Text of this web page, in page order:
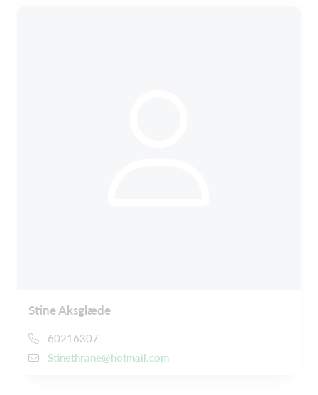
Stine Aksglæde
60216307
Stinethrane@hotmail.com